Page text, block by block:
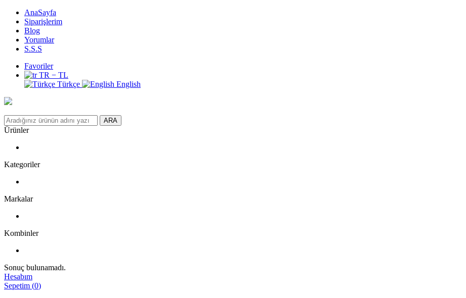
AnaSayfa
Siparişlerim
Blog
Yorumlar
S.S.S
Favoriler
TR − TL
Türkçe
English
ARA
Ürünler
Kategoriler
Markalar
Kombinler
Sonuç bulunamadı.
Hesabım
Sepetim (0)